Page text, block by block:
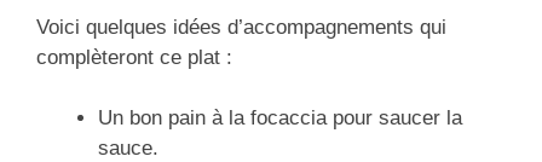
Voici quelques idées d’accompagnements qui
complèteront ce plat :
Un bon pain à la focaccia pour saucer la
sauce.